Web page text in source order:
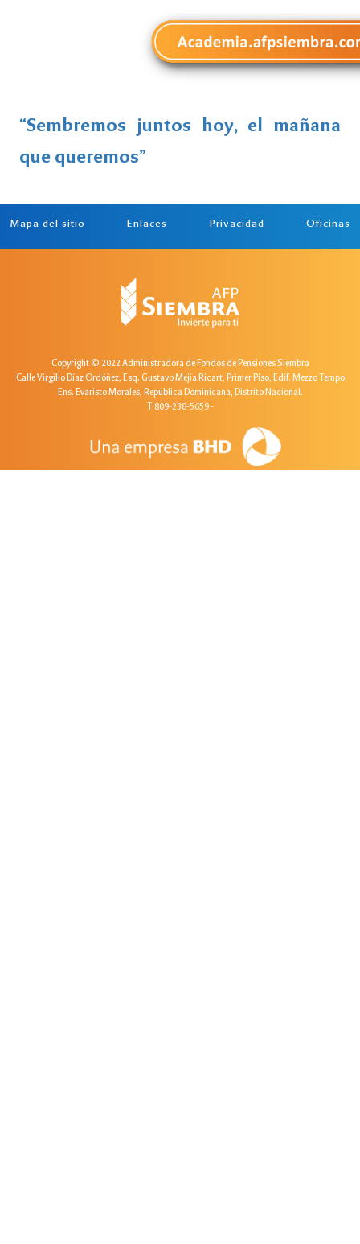
“Sembremos juntos hoy, el mañana
que queremos”
Mapa del sitio Enlaces Privacidad Oficinas
Copyright © 2022 Administradora de Fondos de Pensiones Siembra
Calle Virgilio Díaz Ordóñez, Esq. Gustavo Mejía Ricart, Primer Piso, Edif. Mezzo Tempo
Ens. Evaristo Morales, República Dominicana, Distrito Nacional.
T 809-238-5659-